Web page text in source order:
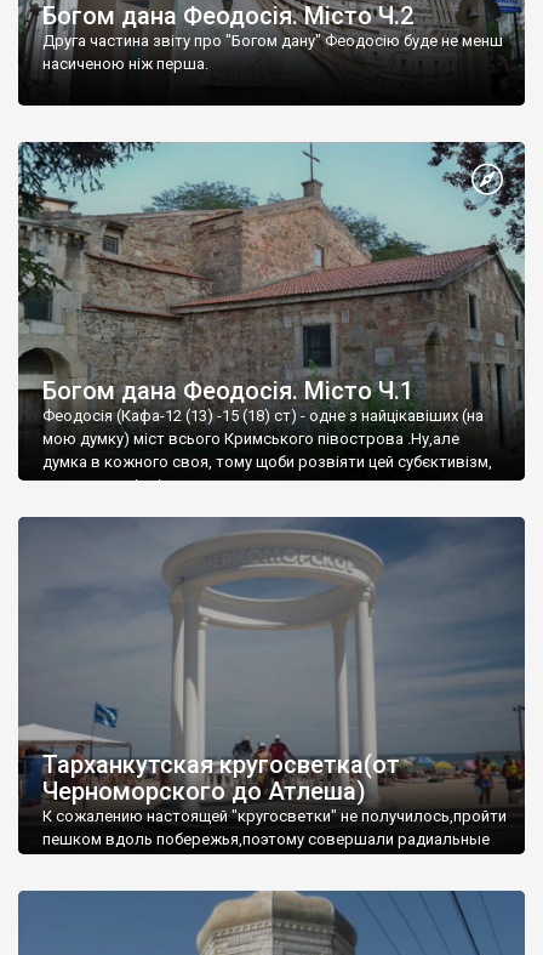
Богом дана Феодосія. Місто Ч.2
Друга частина звіту про "Богом дану" Феодосію буде не менш
насиченою ніж перша.
Богом дана Феодосія. Місто Ч.1
Феодосія (Кафа-12 (13) -15 (18) ст) - одне з найцікавіших (на
мою думку) міст всього Кримського півострова .Ну,але
думка в кожного своя, тому щоби розвіяти цей субєктивізм,
запрошую відвідати це
Тарханкутская кругосветка(от
Черноморского до Атлеша)
К сожалению настоящей "кругосветки" не получилось,пройти
пешком вдоль побережья,поэтому совершали радиальные